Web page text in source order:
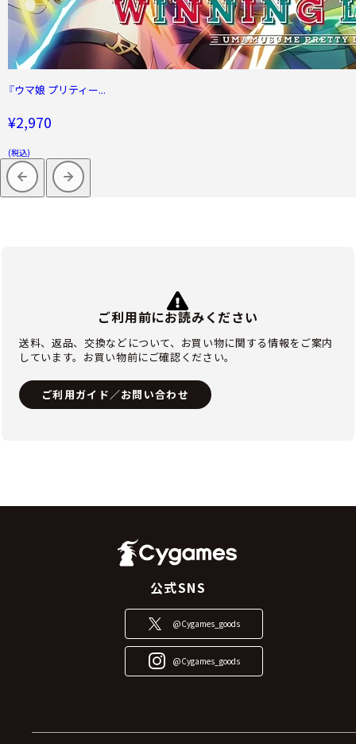
『ウマ娘 プリティー...
¥2,970
(税込)
ご利用前にお読みください
送料、返品、交換などについて、お買い物に関する情報をご案内
しています。お買い物前にご確認ください。
ご利用ガイド／お問い合わせ
公式SNS
@Cygames_goods
@Cygames_goods